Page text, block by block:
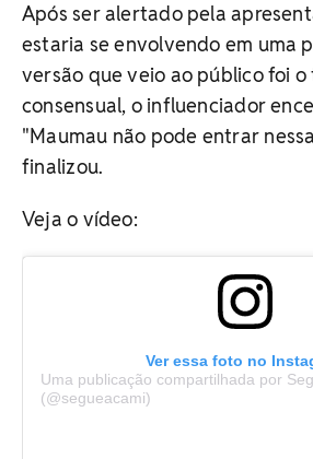
Após ser alertado pela
estaria se envolvendo em uma
versão que veio ao público foi
consensual, o influenciador
"Maumau não pode entrar
finalizou.
Veja o vídeo:
Ver essa foto no
Uma publicação compartilhada por
(@segueacami)